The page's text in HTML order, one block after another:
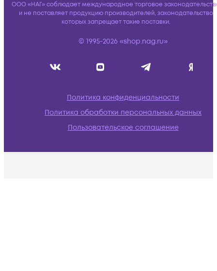
ООО «НАГ» соблюдает международное торговое
и не поставляет продукцию производителей, законодательство
которых запрещает такие поставки.
© 1995-2026 «shop.nag.ru»
Политика конфиденциальности
Политика обработки персональных данных
Пользовательское соглашение